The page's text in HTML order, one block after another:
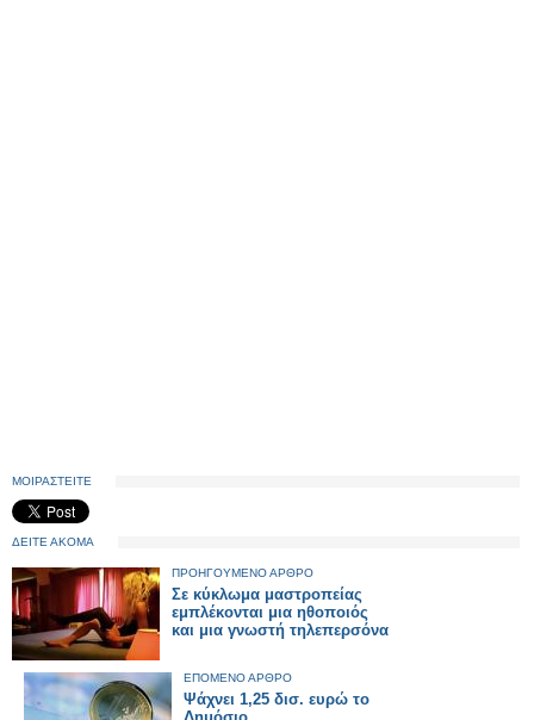
ΜΟΙΡΑΣΤΕΙΤΕ
ΔΕΙΤΕ ΑΚΟΜΑ
ΠΡΟΗΓΟΥΜΕΝΟ ΑΡΘΡΟ
Σε κύκλωμα μαστροπείας
εμπλέκονται μια ηθοποιός
και μια γνωστή τηλεπερσόνα
ΕΠΟΜΕΝΟ ΑΡΘΡΟ
Ψάχνει 1,25 δισ. ευρώ το